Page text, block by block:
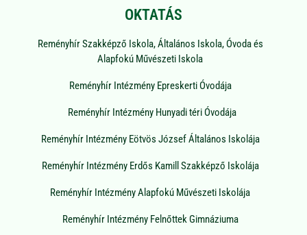
OKTATÁS
Reményhír Szakképző Iskola, Általános Iskola, Óvoda és
Alapfokú Művészeti Iskola
Reményhír Intézmény Epreskerti Óvodája
Reményhír Intézmény Hunyadi téri Óvodája
Reményhír Intézmény Eötvös József Általános Iskolája
Reményhír Intézmény Erdős Kamill Szakképző Iskolája
Reményhír Intézmény Alapfokú Művészeti Iskolája
Reményhír Intézmény Felnőttek Gimnáziuma